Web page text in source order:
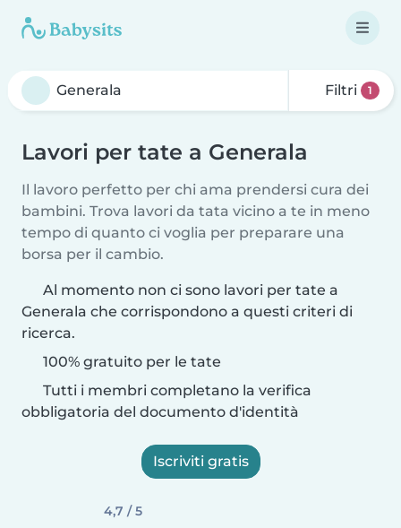
Filtri 1
Lavori per tate a Generala
Il lavoro perfetto per chi ama prendersi cura dei
bambini. Trova lavori da tata vicino a te in meno
tempo di quanto ci voglia per preparare una
borsa per il cambio.
Al momento non ci sono lavori per tate a
Generala che corrispondono a questi criteri di
ricerca.
100% gratuito per le tate
Tutti i membri completano la verifica
obbligatoria del documento d'identità
Iscriviti gratis
4,7 / 5